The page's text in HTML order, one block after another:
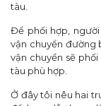
tàu.
Để phối hợp,
vận chuyển đường
vận chuyển sẽ
tàu phù hợp.
Ở đây tôi nêu hai